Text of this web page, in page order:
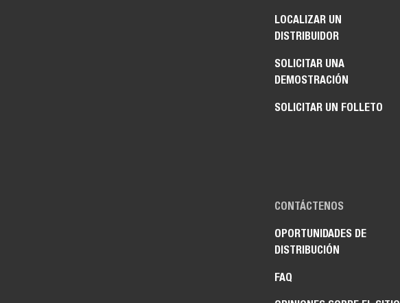
LOCALIZAR UN
DISTRIBUIDOR
SOLICITAR UNA
DEMOSTRACIÓN
SOLICITAR UN FOLLETO
CONTÁCTENOS
OPORTUNIDADES DE
DISTRIBUCIÓN
FAQ